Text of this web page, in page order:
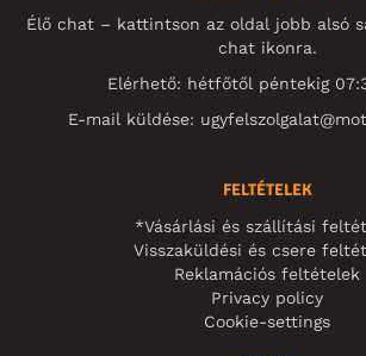
Élő chat – kattintson az oldal jobb alsó
chat ikonra.
Elérhető: hétfőtől péntekig
E-mail küldése:
FELTÉTELEK
*Vásárlási és szállítási
Visszaküldési és csere
Reklamációs feltételek
Privacy policy
Cookie-settings